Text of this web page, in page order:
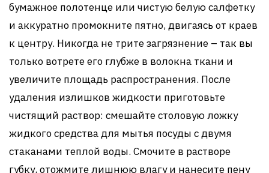
бумажное полотенце или чистую белую салфетку
и аккуратно промокните пятно, двигаясь от краев
к центру. Никогда не трите загрязнение – так вы
только вотрете его глубже в волокна ткани и
увеличите площадь распространения. После
удаления излишков жидкости приготовьте
чистящий раствор: смешайте столовую ложку
жидкого средства для мытья посуды с двумя
стаканами теплой воды. Смочите в растворе
губку, отожмите лишнюю влагу и нанесите пену